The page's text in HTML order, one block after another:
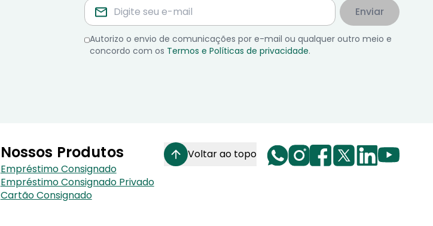
Enviar
Autorizo o envio de comunicações por e-mail ou qualquer outro meio e
concordo com os Termos e Políticas de privacidade.
Nossos Produtos
Empréstimo Consignado
Empréstimo Consignado Privado
Cartão Consignado
Voltar ao topo